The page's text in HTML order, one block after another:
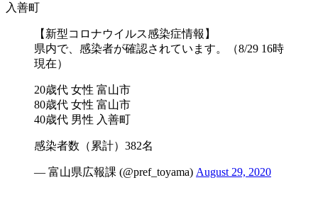
入善町
【新型コロナウイルス感染症情報】
県内で、感染者が確認されています。（8/29 16時
現在）
20歳代 女性 富山市
80歳代 女性 富山市
40歳代 男性 入善町
感染者数（累計）382名
— 富山県広報課 (@pref_toyama) August 29, 2020